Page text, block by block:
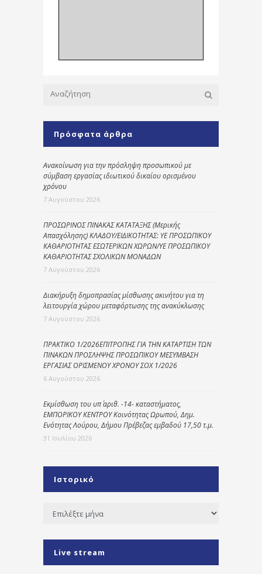
Πρόσφατα άρθρα
Ανακοίνωση για την πρόσληψη προσωπικού με
σύμβαση εργασίας ιδιωτικού δικαίου ορισμένου
χρόνου
7 Αυγούστου 2026
ΠΡΟΣΩΡΙΝΟΣ ΠΙΝΑΚΑΣ ΚΑΤΑΤΑΞΗΣ (Μερικής
Απασχόλησης) ΚΛΑΔΟΥ/ΕΙΔΙΚΟΤΗΤΑΣ: ΥΕ ΠΡΟΣΩΠΙΚΟΥ
ΚΑΘΑΡΙΟΤΗΤΑΣ ΕΣΩΤΕΡΙΚΩΝ ΧΩΡΩΝ/ΥΕ ΠΡΟΣΩΠΙΚΟΥ
ΚΑΘΑΡΙΟΤΗΤΑΣ ΣΧΟΛΙΚΩΝ ΜΟΝΑΔΩΝ
7 Αυγούστου 2026
Διακήρυξη δημοπρασίας μίσθωσης ακινήτου για τη
λειτουργία χώρου μεταφόρτωσης της ανακύκλωσης
7 Αυγούστου 2026
ΠΡΑΚΤΙΚΟ 1/2026ΕΠΙΤΡΟΠΗΣ ΓΙΑ ΤΗΝ ΚΑΤΑΡΤΙΣΗ ΤΩΝ
ΠΙΝΑΚΩΝ ΠΡΟΣΛΗΨΗΣ ΠΡΟΣΩΠΙΚΟΥ ΜΕΣΥΜΒΑΣΗ
ΕΡΓΑΣΙΑΣ ΟΡΙΣΜΕΝΟΥ ΧΡΟΝΟΥ ΣΟΧ 1/2026
6 Αυγούστου 2026
Εκμίσθωση του υπ΄ αριθ. -14- καταστήματος,
ΕΜΠΟΡΙΚΟΥ ΚΕΝΤΡΟΥ Κοινότητας Ωρωπού, Δημ.
Ενότητας Λούρου, Δήμου Πρέβεζας εμβαδού 17,50 τ.μ.
31 Ιουλίου 2026
Ιστορικό
Ιστορικό
Live stream